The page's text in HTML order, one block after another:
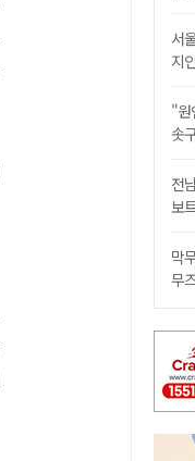
서
지
"원
솟
전
보
막
무